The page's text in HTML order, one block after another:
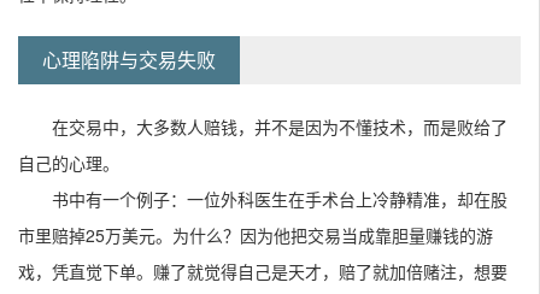
心理陷阱与交易失败
在交易中，大多数人赔钱，并不是因为不懂技术，而是败给了
自己的心理。
书中有一个例子：一位外科医生在手术台上冷静精准，却在股
市里赔掉25万美元。为什么？因为他把交易当成靠胆量赚钱的游
戏，凭直觉下单。赚了就觉得自己是天才，赔了就加倍赌注，想要